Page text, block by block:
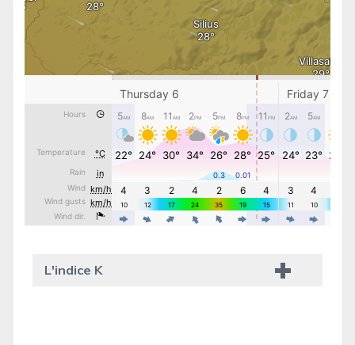
L'indice K